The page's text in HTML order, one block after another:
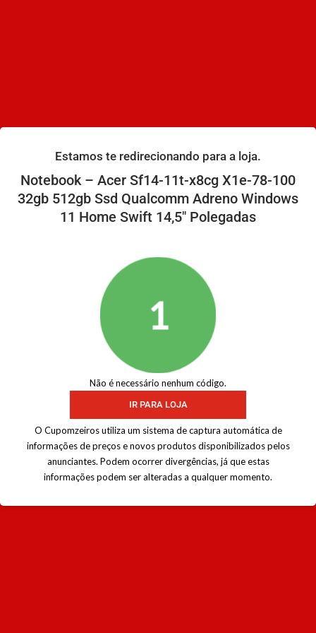
Estamos te redirecionando para a loja.
Notebook – Acer Sf14-11t-x8cg X1e-78-100
32gb 512gb Ssd Qualcomm Adreno Windows
11 Home Swift 14,5″ Polegadas
1
Não é necessário nenhum código.
IR PARA LOJA
O Cupomzeiros utiliza um sistema de captura automática de
informações de preços e novos produtos disponibilizados pelos
anunciantes. Podem ocorrer divergências, já que estas
informações podem ser alteradas a qualquer momento.